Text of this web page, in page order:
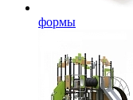
формы